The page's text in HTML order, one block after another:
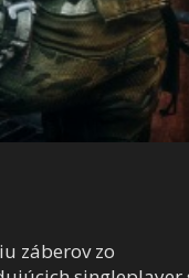
záberov zo